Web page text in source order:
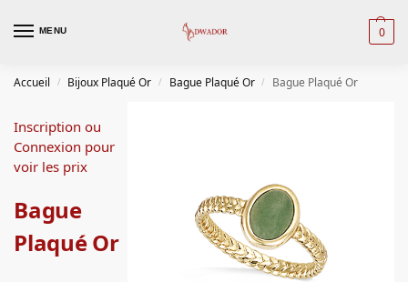
MENU 0
Accueil / Bijoux Plaqué Or / Bague Plaqué Or / Bague Plaqué Or
Inscription ou
Connexion pour
voir les prix
Bague
Plaqué Or